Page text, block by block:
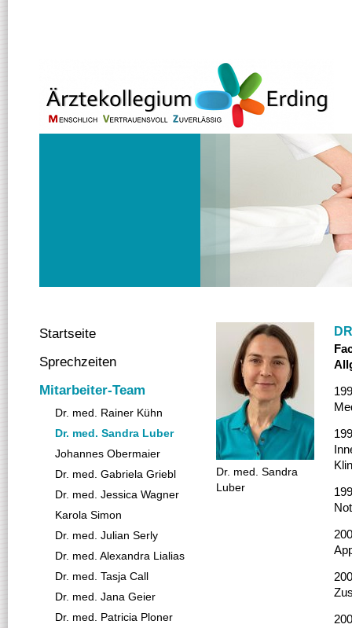
Startseite
Sprechzeiten
Mitarbeiter-Team
Dr. med. Rainer Kühn
Dr. med. Sandra Luber
Johannes Obermaier
Dr. med. Gabriela Griebl
Dr. med. Jessica Wagner
Karola Simon
Dr. med. Julian Serly
Dr. med. Alexandra Lialias
Dr. med. Tasja Call
Dr. med. Jana Geier
Dr. med. Patricia Ploner
Dr. med. Sandra
Luber